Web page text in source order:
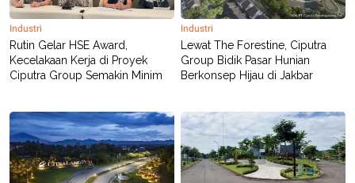
Industri
Rutin Gelar HSE Award,
Kecelakaan Kerja di Proyek
Ciputra Group Semakin Minim
Industri
Lewat The Forestine, Ciputra
Group Bidik Pasar Hunian
Berkonsep Hijau di Jakbar